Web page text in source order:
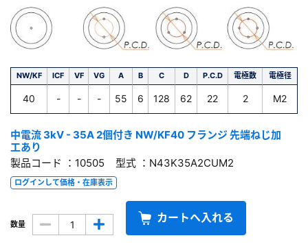
NW/KF ICF VF VG A B C D P.C.D 電極数 電極径
40 - - - 55 6 128 62 22 2 M2
中電流 3kV - 35A 2個付き NW/KF40 フランジ 先端ねじ加
工あり
製品コード ：10505 型式 ：N43K35A2CUM2
ログインして価格・在庫表示
数量 カートへ入れる